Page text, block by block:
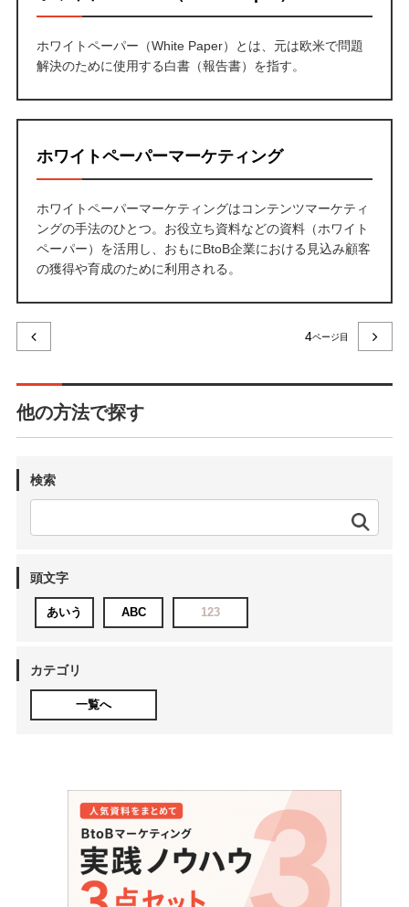
ホワイトペーパー（White Paper）とは、元は欧米で問題
解決のために使用する白書（報告書）を指す。
ホワイトペーパーマーケティング
ホワイトペーパーマーケティングはコンテンツマーケティ
ングの手法のひとつ。お役立ち資料などの資料（ホワイト
ペーパー）を活用し、おもにBtoB企業における見込み顧客
の獲得や育成のために利用される。
4
他の方法で探す
検索
頭文字
あいう ABC 123
カテゴリ
一覧へ